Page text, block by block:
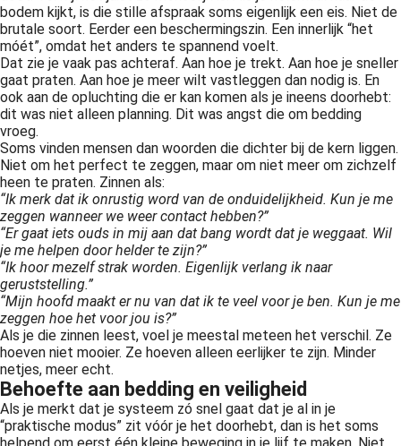
bodem kijkt, is die stille afspraak soms eigenlijk een eis. Niet de
brutale soort. Eerder een beschermingszin. Een innerlijk “het
móét”, omdat het anders te spannend voelt.
Dat zie je vaak pas achteraf. Aan hoe je trekt. Aan hoe je sneller
gaat praten. Aan hoe je meer wilt vastleggen dan nodig is. En
ook aan de opluchting die er kan komen als je ineens doorhebt:
dit was niet alleen planning. Dit was angst die om bedding
vroeg.
Soms vinden mensen dan woorden die dichter bij de kern liggen.
Niet om het perfect te zeggen, maar om niet meer om zichzelf
heen te praten. Zinnen als:
“Ik merk dat ik onrustig word van de onduidelijkheid. Kun je me
zeggen wanneer we weer contact hebben?”
“Er gaat iets ouds in mij aan dat bang wordt dat je weggaat. Wil
je me helpen door helder te zijn?”
“Ik hoor mezelf strak worden. Eigenlijk verlang ik naar
geruststelling.”
“Mijn hoofd maakt er nu van dat ik te veel voor je ben. Kun je me
zeggen hoe het voor jou is?”
Als je die zinnen leest, voel je meestal meteen het verschil. Ze
hoeven niet mooier. Ze hoeven alleen eerlijker te zijn. Minder
netjes, meer echt.
Behoefte aan bedding en veiligheid
Als je merkt dat je systeem zó snel gaat dat je al in je
“praktische modus” zit vóór je het doorhebt, dan is het soms